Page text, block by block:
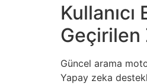
Geçirilen
Güncel arama
Yapay zeka